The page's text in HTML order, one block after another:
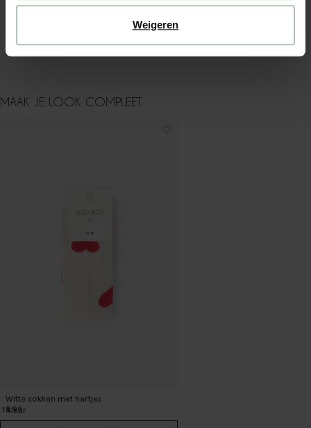
Weigeren
WASVOORSCHRIFT
MAAK JE LOOK COMPLEET
Witte sokken met hartjes
8.99
1 kleur